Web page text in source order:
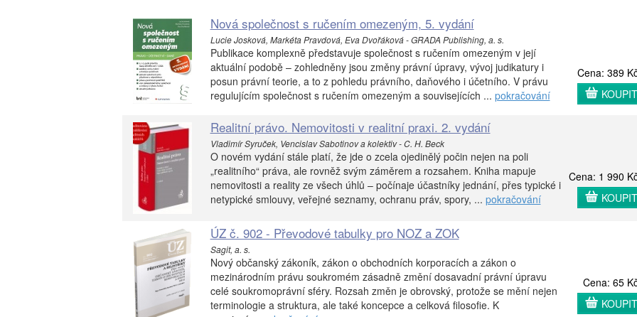
Nová společnost s ručením omezeným, 5. vydání
Lucie Josková, Markéta Pravdová, Eva Dvořáková - GRADA Publishing, a. s.
Publikace komplexně představuje společnost s ručením omezeným v její
aktuální podobě – zohledněny jsou změny právní úpravy, vývoj judikatury i
posun právní teorie, a to z pohledu právního, daňového i účetního. V právu
regulujícím společnost s ručením omezeným a souvisejících ... pokračování
Cena: 389
KOUPIT
Realitní právo. Nemovitosti v realitní praxi. 2. vydání
Vladimír Syruček, Vencislav Sabotinov a kolektiv - C. H. Beck
O novém vydání stále platí, že jde o zcela ojedinělý počin nejen na poli
„realitního“ práva, ale rovněž svým záměrem a rozsahem. Kniha mapuje
nemovitosti a reality ze všech úhlů – počínaje účastníky jednání, přes typické i
netypické smlouvy, veřejné seznamy, ochranu práv, spory, ... pokračování
Cena: 1 990
KOUPIT
ÚZ č. 902 - Převodové tabulky pro NOZ a ZOK
Sagit, a. s.
Nový občanský zákoník, zákon o obchodních korporacích a zákon o
mezinárodním právu soukromém zásadně změní dosavadní právní úpravu
celé soukromoprávní sféry. Rozsah změn je obrovský, protože se mění nejen
terminologie a struktura, ale také koncepce a celková filosofie. K
Cena: 65
KOUPIT